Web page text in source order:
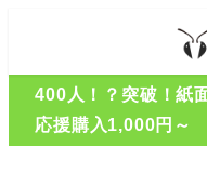
400人！？突破！紙
応援購入1,000円～